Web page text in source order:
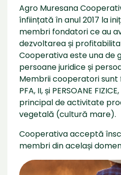
Despre noi
Blog
Contact
Agro Muresana
înființată în anul 2017 la
membri fondatori ce au
dezvoltarea și
Cooperativa este una de
persoane juridice și
Membrii cooperatori sunt
PFA, II, și PERSOANE
principal de activitate
vegetală (cultură mare).
Cooperativa acceptă
membri din același